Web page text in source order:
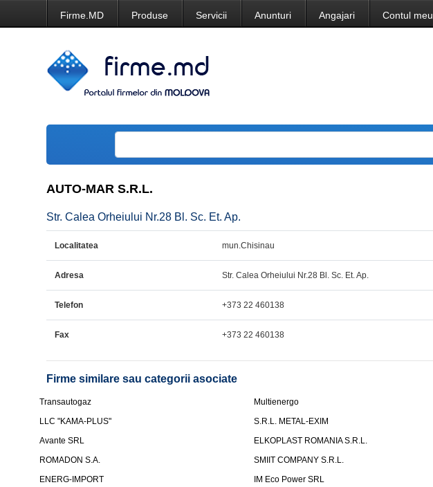
Firme.MD Produse Servicii Anunturi Angajari Contul meu
AUTO-MAR S.R.L.
Str. Calea Orheiului Nr.28 Bl. Sc. Et. Ap.
Localitatea mun.Chisinau
Adresa Str. Calea Orheiului Nr.28 Bl. Sc. Et. Ap.
Telefon +373 22 460138
Fax +373 22 460138
Firme similare sau categorii asociate
Transautogaz Multienergo
LLC "KAMA-PLUS"
S.R.L. METAL-EXIM
Avante SRL
ELKOPLAST ROMANIA S.R.L.
ROMADON S.A.
SMIIT COMPANY S.R.L.
ENERG-IMPORT
IM Eco Power SRL